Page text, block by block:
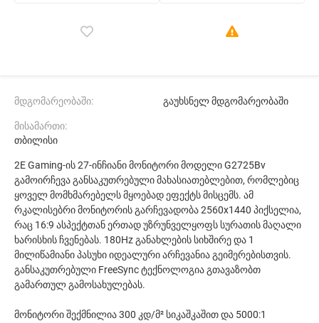
მდგომარეობაში: გაუხსნელ მდგომარეობაში
მისამართი:
თბილისი
2E Gaming-ის 27-ინჩიანი მონიტორი მოდელი G2725Bv
გამოირჩევა განსაკუთრებული მახასიათებლებით, რომლებიც
ყოველ მომხმარებელს მყოებად ეფექტს მისცემს. ამ
რკალისებრი მონიტორის გარჩევადობა 2560x1440 პიქსელია,
რაც 16:9 ასპექტთან ერთად უზრუნველყოფს სურათის მაღალი
ხარისხის ჩვენებას. 180Hz განახლების სიხშირე და 1
მილიწამიანი პასუხი იდეალური არჩევანია გეიმერებისთვის.
განსაკუთრებული FreeSync ტექნოლოგია გთავაზობთ
გამართულ გამოსახულებას.
მონიტორი შექმნილია 300 კდ/მ² სიკაშკაშით და 5000:1